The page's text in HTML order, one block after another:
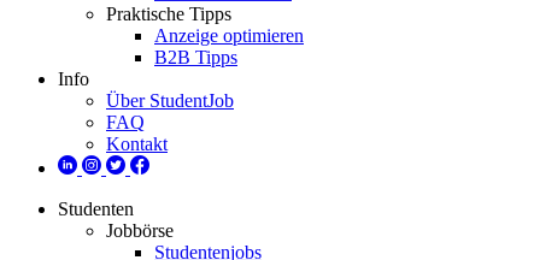
Praktische Tipps
Anzeige optimieren
B2B Tipps
Info
Über StudentJob
FAQ
Kontakt
Studenten
Jobbörse
Studentenjobs